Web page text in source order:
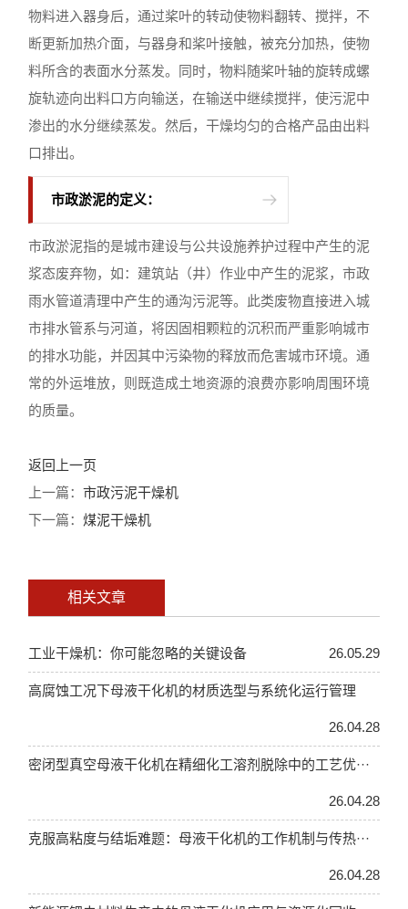
物料进入器身后，通过桨叶的转动使物料翻转、搅拌，不
断更新加热介面，与器身和桨叶接触，被充分加热，使物
料所含的表面水分蒸发。同时，物料随桨叶轴的旋转成螺
旋轨迹向出料口方向输送，在输送中继续搅拌，使污泥中
渗出的水分继续蒸发。然后，干燥均匀的合格产品由出料
口排出。
市政淤泥的定义：
市政淤泥指的是城市建设与公共设施养护过程中产生的泥
浆态废弃物，如：建筑站（井）作业中产生的泥浆，市政
雨水管道清理中产生的通沟污泥等。此类废物直接进入城
市排水管系与河道，将因固相颗粒的沉积而严重影响城市
的排水功能，并因其中污染物的释放而危害城市环境。通
常的外运堆放，则既造成土地资源的浪费亦影响周围环境
的质量。
返回上一页
上一篇：市政污泥干燥机
下一篇：煤泥干燥机
相关文章
工业干燥机：你可能忽略的关键设备 26.05.29
高腐蚀工况下母液干化机的材质选型与系统化运行管理
26.04.28
密闭型真空母液干化机在精细化工溶剂脱除中的工艺优···
26.04.28
克服高粘度与结垢难题：母液干化机的工作机制与传热···
26.04.28